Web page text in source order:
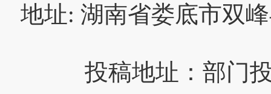
地址: 湖南省娄底市双
投稿地址：部门